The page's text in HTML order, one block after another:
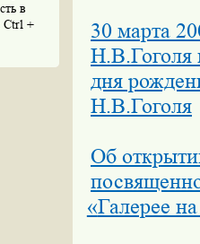
в
Ctrl +
30 марта
Н.В.Гоголя
дня
Н.В.Гоголя
Об
«Галерее